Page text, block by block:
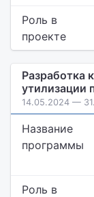
Роль в
проекте
Разработка
утилизации
14.05.2024 —
Название
программы
Роль в